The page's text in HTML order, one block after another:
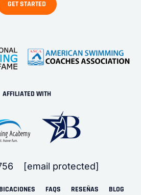
AFFILIATED WITH
[email protected]
FAQS RESEÑAS BLOG